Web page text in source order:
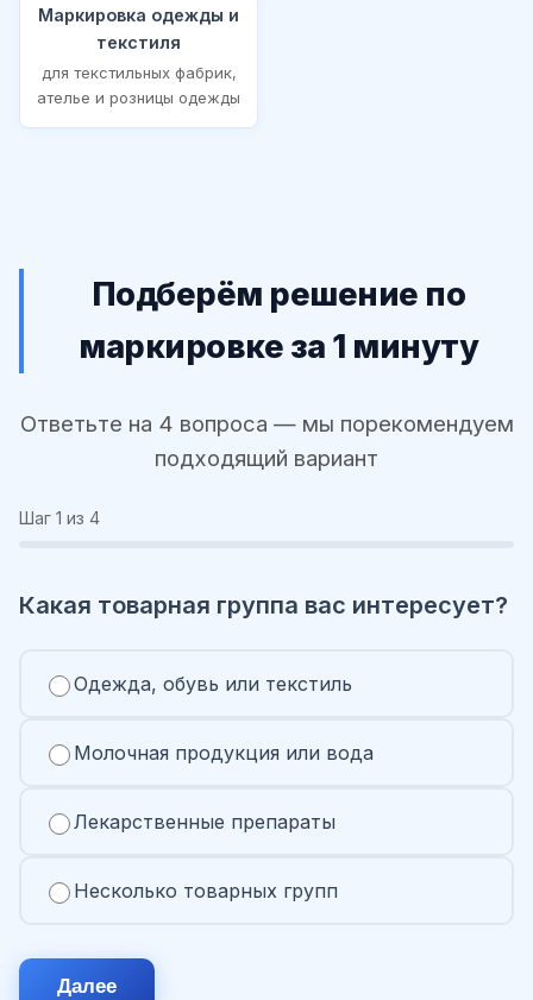
Маркировка одежды и
текстиля
для текстильных фабрик,
ателье и розницы одежды
Подберём решение по
маркировке за 1 минуту
Ответьте на 4 вопроса — мы порекомендуем
подходящий вариант
Шаг 1 из 4
Какая товарная группа вас интересует?
Одежда, обувь или текстиль
Молочная продукция или вода
Лекарственные препараты
Несколько товарных групп
Далее